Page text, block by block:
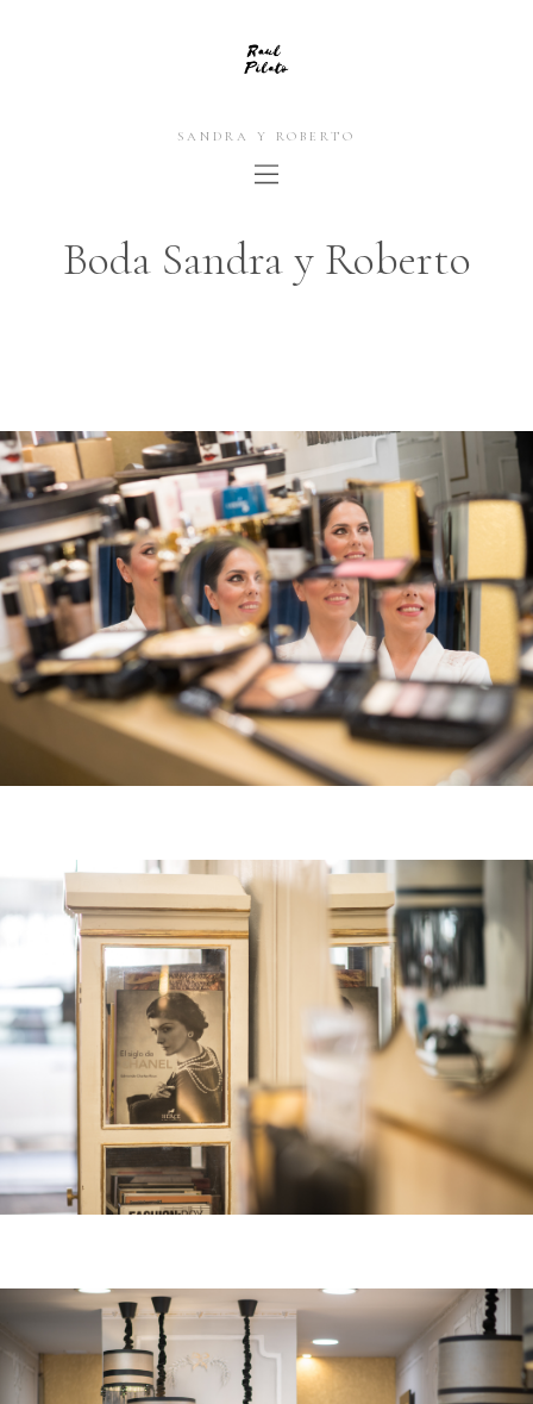
SANDRA Y ROBERTO
Boda Sandra y Roberto